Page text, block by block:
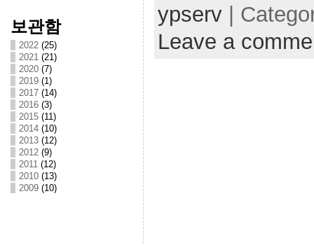
보관함
2022(25)
2021(21)
2020(7)
2019(1)
2017(14)
2016(3)
2015(11)
2014(10)
2013(12)
2012(9)
2011(12)
2010(13)
2009(10)
ypserv|
Leave a